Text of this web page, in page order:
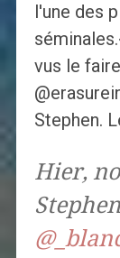
l'une des
vus le
Stephen.
Hier,